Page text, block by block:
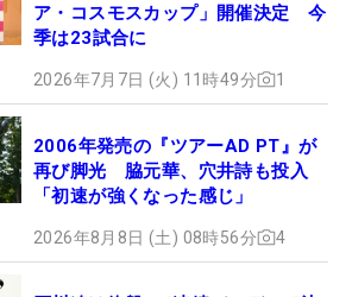
ア・コスモスカップ」開催決定 今
季は23試合に
2026年7月7日 (火) 11時49分 1
2006年発売の『ツアーAD PT』が
再び脚光 脇元華、穴井詩も投入
「初速が強くなった感じ」
2026年8月8日 (土) 08時56分 4